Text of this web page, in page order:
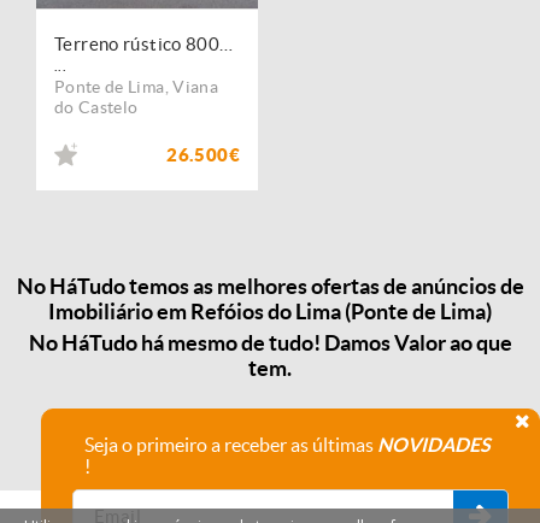
Ponte de Lima ,Viana
do Castelo
26.500€
No HáTudo temos as melhores ofertas de anúncios de
Imobiliário em Refóios do Lima (Ponte de Lima)
No HáTudo há mesmo de tudo! Damos Valor ao que
tem.
Seja o primeiro a receber as últimas NOVIDADES
!